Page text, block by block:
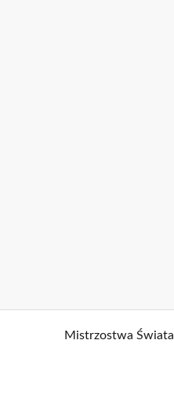
Mistrzostwa Świata